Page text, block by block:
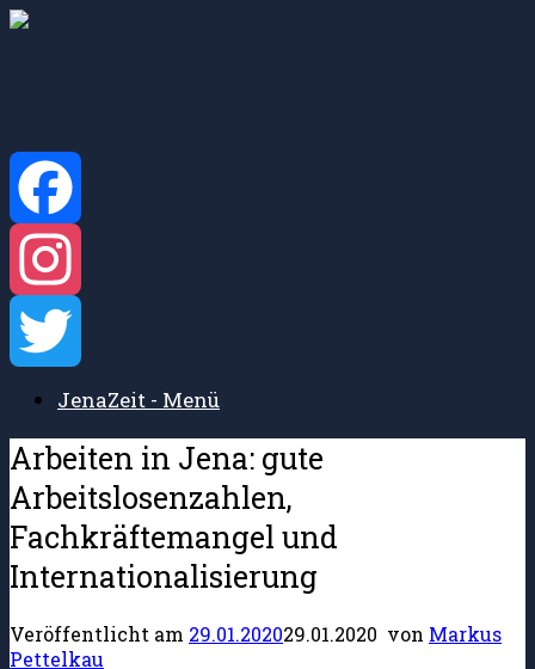
Zum
Facebook
Instagram
TwitterJenaZeit - Menü
Arbeiten in Jena: gute
Arbeitslosenzahlen,
Fachkräftemangel und
Internationalisierung
Veröffentlicht am 29.01.202029.01.2020 von Markus
Pettelkau